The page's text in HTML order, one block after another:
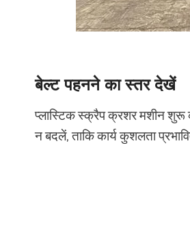
बेल्ट पहनने का स्तर देखें
प्लास्टिक स्क्रैप क्रशर मशीन शुरू
न बदलें, ताकि कार्य कुशलता